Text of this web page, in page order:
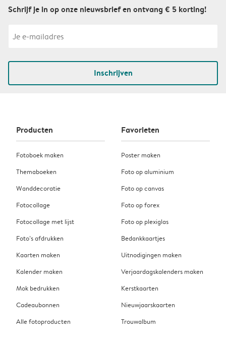
Schrijf je in op onze nieuwsbrief en ontvang € 5 korting!
Inschrijven
Producten
Fotoboek maken
Themaboeken
Wanddecoratie
Fotocollage
Fotocollage met lijst
Foto’s afdrukken
Kaarten maken
Kalender maken
Mok bedrukken
Cadeaubonnen
Alle fotoproducten
Favorieten
Poster maken
Foto op aluminium
Foto op canvas
Foto op forex
Foto op plexiglas
Bedankkaartjes
Uitnodigingen maken
Verjaardagskalenders maken
Kerstkaarten
Nieuwjaarskaarten
Trouwalbum